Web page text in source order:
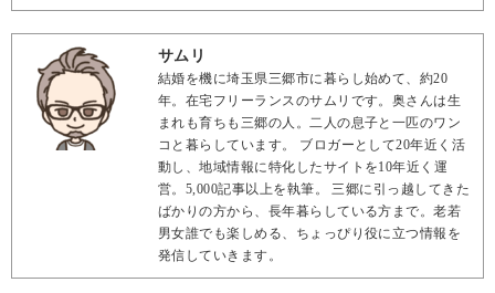
サムリ
結婚を機に埼玉県三郷市に暮らし始めて、約20
年。在宅フリーランスのサムリです。奥さんは生
まれも育ちも三郷の人。二人の息子と一匹のワン
コと暮らしています。 ブロガーとして20年近く活
動し、地域情報に特化したサイトを10年近く運
営。5,000記事以上を執筆。 三郷に引っ越してきた
ばかりの方から、長年暮らしている方まで。老若
男女誰でも楽しめる、ちょっぴり役に立つ情報を
発信していきます。